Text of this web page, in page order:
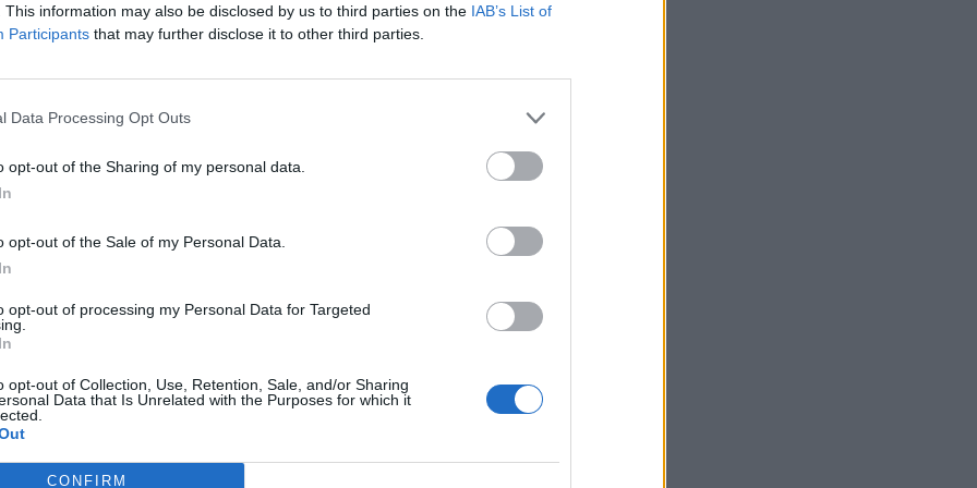
This information may also be disclosed by us to third parties on the IAB’s List of
Participants that may further disclose it to other third parties.
Data Processing Opt Outs
opt-out of the Sharing of my personal data.
opt-out of the Sale of my Personal Data.
opt-out of processing my Personal Data for Targeted
opt-out of Collection, Use, Retention, Sale, and/or Sharing
Data that Is Unrelated with the Purposes for which it
CONFIRM
παραγωγή της Ουκρανίας θα μειωνόταν κατά
στο πεδίο της μάχης, το συντονισμένο έργο
πνεύμα του πληθυσμού, η ταχύτητα
υπηρεσιών, καθώς και η συστηματική
επέτρεψαν να κρατήσουμε την οικονομία της
νίκη», δήλωσε η Σβιριντένκο.
επιθέσεις της Ρωσίας«συνέχισαν να